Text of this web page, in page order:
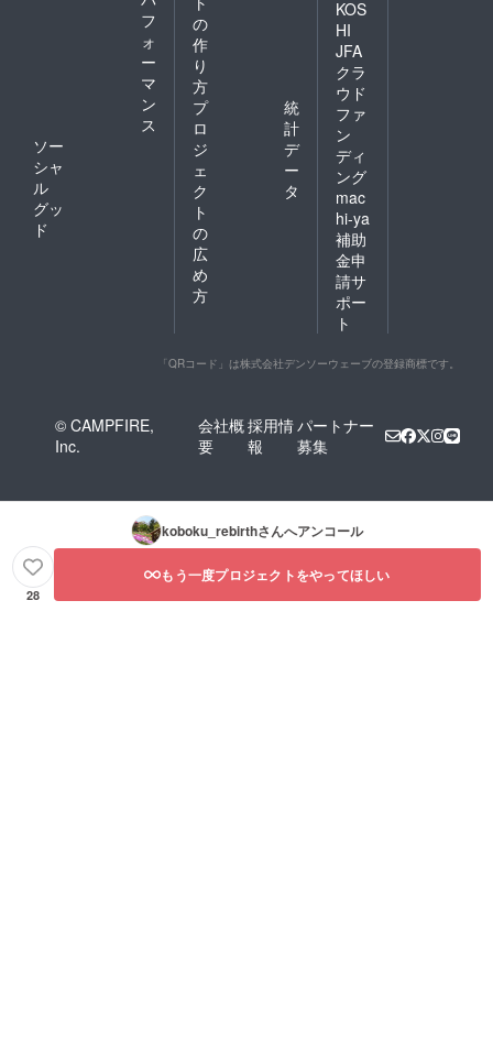
フ
ォ
ー
マ
ン
ス
ソー
シャ
ル
グッ
ド
の
作
り
方
プ
ロ
ジ
ェ
ク
ト
の
広
め
方
統
計
デ
ー
タ
KOS
HI
JFA
クラ
ウド
ファ
ン
ディ
ング
mac
hi-ya
補助
金申
請サ
ポー
ト
「QRコード」は株式会社デンソーウェーブの登録商標です。
© CAMPFIRE,
Inc.
会社概
要
採用情
報
パートナー
募集
koboku_rebirthさんへアンコール
28
もう一度プロジェクトをやってほしい